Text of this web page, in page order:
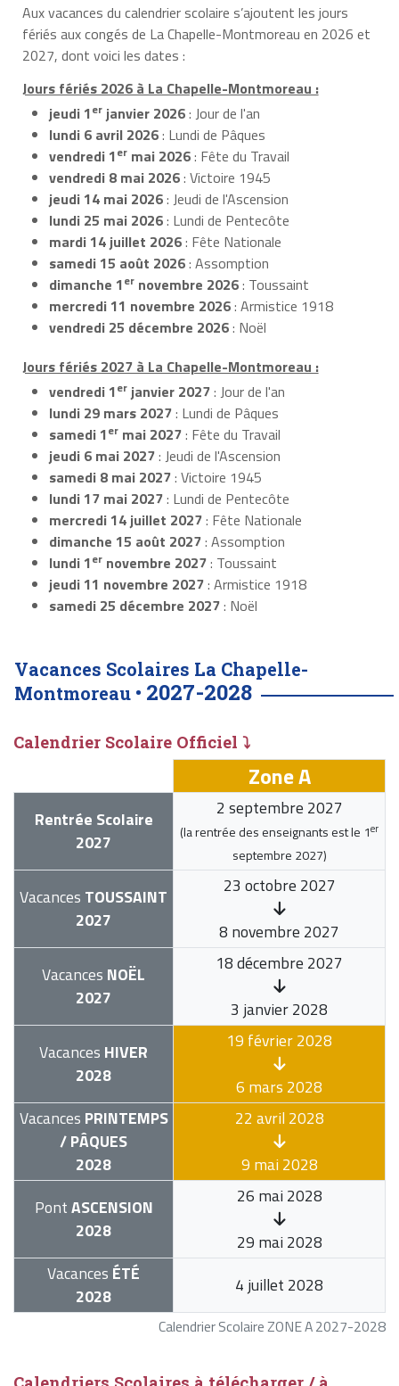
Aux vacances du calendrier scolaire s’ajoutent les jours
fériés aux congés de La Chapelle-Montmoreau en 2026 et
2027, dont voici les dates :
Jours fériés 2026 à La Chapelle-Montmoreau :
jeudi 1er janvier 2026: Jour de l'an
lundi 6 avril 2026: Lundi de Pâques
vendredi 1er mai 2026: Fête du Travail
vendredi 8 mai 2026: Victoire 1945
jeudi 14 mai 2026: Jeudi de l'Ascension
lundi 25 mai 2026: Lundi de Pentecôte
mardi 14 juillet 2026: Fête Nationale
samedi 15 août 2026: Assomption
dimanche 1er novembre 2026: Toussaint
mercredi 11 novembre 2026: Armistice 1918
vendredi 25 décembre 2026: Noël
Jours fériés 2027 à La Chapelle-Montmoreau :
vendredi 1er janvier 2027: Jour de l'an
lundi 29 mars 2027: Lundi de Pâques
samedi 1er mai 2027: Fête du Travail
jeudi 6 mai 2027: Jeudi de l'Ascension
samedi 8 mai 2027: Victoire 1945
lundi 17 mai 2027: Lundi de Pentecôte
mercredi 14 juillet 2027: Fête Nationale
dimanche 15 août 2027: Assomption
lundi 1er novembre 2027: Toussaint
jeudi 11 novembre 2027: Armistice 1918
samedi 25 décembre 2027: Noël
Vacances Scolaires La Chapelle-
Montmoreau • 2027-2028
Calendrier Scolaire Officiel ⤵
Calendrier Scolaire ZONE A 2027-2028
Zone A
Rentrée Scolaire
2027
2 septembre 2027
(la rentrée des enseignants est le 1er
septembre 2027)
Vacances TOUSSAINT
2027
23 octobre 2027
8 novembre 2027
Vacances NOËL
2027
18 décembre 2027
3 janvier 2028
Vacances HIVER
2028
19 février 2028
6 mars 2028
Vacances PRINTEMPS
/ PÂQUES
2028
22 avril 2028
9 mai 2028
PontASCENSION
2028
26 mai 2028
29 mai 2028
Vacances ÉTÉ
2028
4 juillet 2028